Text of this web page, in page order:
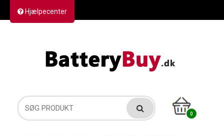
Hjælpecenter
0